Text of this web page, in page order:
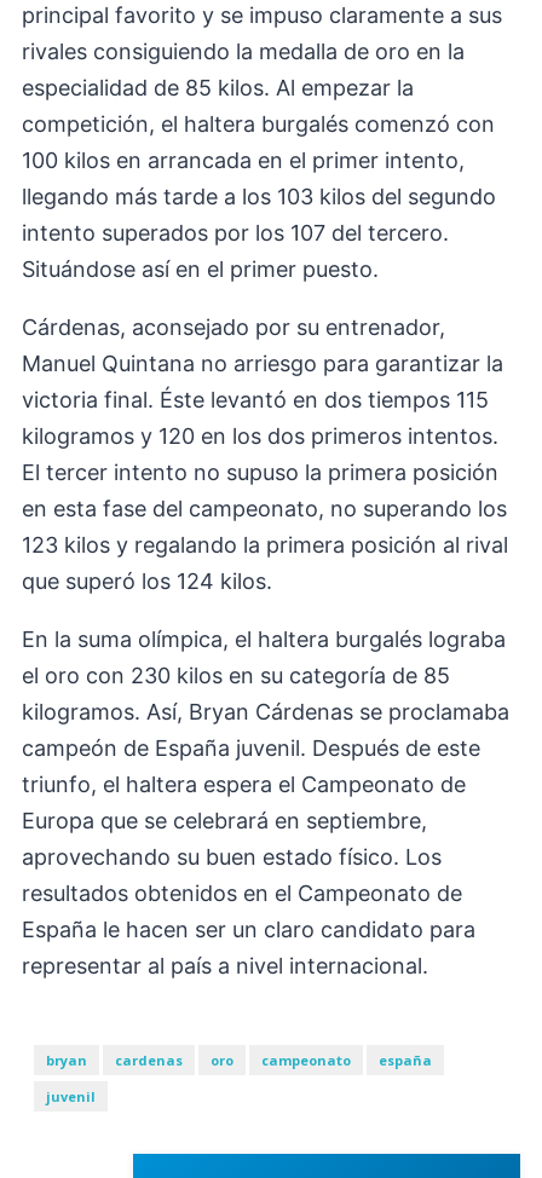
principal favorito y se impuso claramente a sus
rivales consiguiendo la medalla de oro en la
especialidad de 85 kilos. Al empezar la
competición, el haltera burgalés comenzó con
100 kilos en arrancada en el primer intento,
llegando más tarde a los 103 kilos del segundo
intento superados por los 107 del tercero.
Situándose así en el primer puesto.
Cárdenas, aconsejado por su entrenador,
Manuel Quintana no arriesgo para garantizar la
victoria final. Éste levantó en dos tiempos 115
kilogramos y 120 en los dos primeros intentos.
El tercer intento no supuso la primera posición
en esta fase del campeonato, no superando los
123 kilos y regalando la primera posición al rival
que superó los 124 kilos.
En la suma olímpica, el haltera burgalés lograba
el oro con 230 kilos en su categoría de 85
kilogramos. Así, Bryan Cárdenas se proclamaba
campeón de España juvenil. Después de este
triunfo, el haltera espera el Campeonato de
Europa que se celebrará en septiembre,
aprovechando su buen estado físico. Los
resultados obtenidos en el Campeonato de
España le hacen ser un claro candidato para
representar al país a nivel internacional.
bryan cardenas oro campeonato
españa
juvenil